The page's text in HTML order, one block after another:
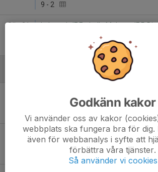
9 - 2
Sön 21
Leksands IF Fotboll - Malungs IF P Div
Siljansvallen konstgräs 9 mot 9
Vanåvallen 9 mot 9
Lör 15
14:00
Malungs IF P Div 3 - IFK Rättvik FK/
Skinnarvallen 9 mot 9
Godkänn kakor
Vi använder oss av kakor
webbplats ska fungera bra för dig.
även för webbanalys i syfte att
förbättra våra tjänster.
Så använder vi cookies